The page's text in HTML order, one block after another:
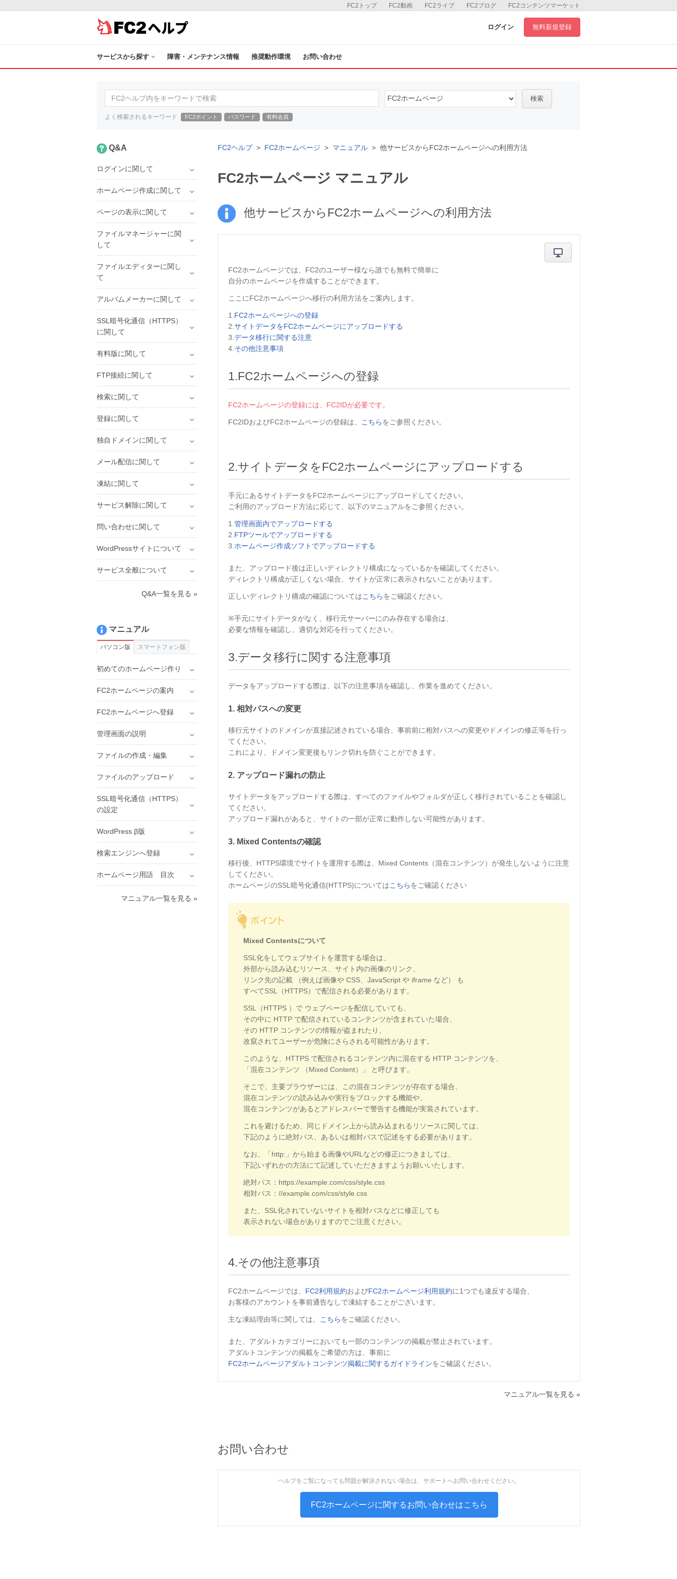
FC2コンテンツマーケット
FC2ブログ
FC2ライブ
FC2動画
FC2トップ
ヘルプ ログイン 無料新規登録
サービスから探す 障害・メンテナンス情報 推奨動作環境 お問い合わせ
検索
よく検索されるキーワード FC2ポイント パスワード 有料会員
FC2ヘルプ FC2ホームページ マニュアル 他サービスからFC2ホームページへの利用方法
FC2ホームページ マニュアル
他サービスからFC2ホームページへの利用方法
FC2ホームページでは、FC2のユーザー様なら誰でも無料で簡単に
自分のホームページを作成することができます。
ここにFC2ホームページへ移行の利用方法をご案内します。
1. FC2ホームページへの登録
2. サイトデータをFC2ホームページにアップロードする
3. データ移行に関する注意
4. その他注意事項
1.FC2ホームページへの登録
FC2ホームページの登録には、FC2IDが必要です。
FC2IDおよびFC2ホームページの登録は、 こちらをご参照ください。
2.サイトデータをFC2ホームページにアップロードする
手元にあるサイトデータをFC2ホームページにアップロードしてください。
ご利用のアップロード方法に応じて、以下のマニュアルをご参照ください。
1. 管理画面内でアップロードする
2. FTPツールでアップロードする
3. ホームページ作成ソフトでアップロードする
また、アップロード後は正しいディレクトリ構成になっているかを確認してください。
ディレクトリ構成が正しくない場合、サイトが正常に表示されないことがあります。
正しいディレクトリ構成の確認についてはこちらをご確認ください。
※手元にサイトデータがなく、移行元サーバーにのみ存在する場合は、
必要な情報を確認し、適切な対応を行ってください。
3.データ移行に関する注意事項
データをアップロードする際は、以下の注意事項を確認し、作業を進めてください。
1. 相対パスへの変更
移行元サイトのドメインが直接記述されている場合、事前前に相対パスへの変更やドメインの修正等を行っ
てください。
これにより、ドメイン変更後もリンク切れを防ぐことができます。
2. アップロード漏れの防止
サイトデータをアップロードする際は、すべてのファイルやフォルダが正しく移行されていることを確認し
てください。
アップロード漏れがあると、サイトの一部が正常に動作しない可能性があります。
3. Mixed Contentsの確認
移行後、HTTPS環境でサイトを運用する際は、Mixed Contents（混在コンテンツ）が発生しないように注意
してください。
ホームページのSSL暗号化通信(HTTPS)についてはこちらをご確認ください
Mixed Contentsについて
SSL化をしてウェブサイトを運営する場合は、
外部から読み込むリソース、サイト内の画像のリンク、
リンク先の記載 （例えば画像や CSS、JavaScript や iframe など） も
すべてSSL（HTTPS）で配信される必要があります。
SSL（HTTPS ）で ウェブページを配信していても、
その中に HTTP で配信されているコンテンツが含まれていた場合、
その HTTP コンテンツの情報が盗まれたり、
改竄されてユーザーが危険にさらされる可能性があります。
このような、HTTPS で配信されるコンテンツ内に混在する HTTP コンテンツを、
「混在コンテンツ （Mixed Content）」 と呼びます。
そこで、主要ブラウザーには、この混在コンテンツが存在する場合、
混在コンテンツの読み込みや実行をブロックする機能や、
混在コンテンツがあるとアドレスバーで警告する機能が実装されています。
これを避けるため、同じドメイン上から読み込まれるリソースに関しては、
下記のように絶対パス、あるいは相対パスで記述をする必要があります。
なお、「http:」から始まる画像やURLなどの修正につきましては、
下記いずれかの方法にて記述していただきますようお願いいたします。
絶対パス：https://example.com/css/style.css
相対パス：//example.com/css/style.css
また、SSL化されていないサイトを相対パスなどに修正しても
表示されない場合がありますのでご注意ください。
4.その他注意事項
FC2ホームページでは、 FC2利用規約およびFC2ホームページ利用規約に1つでも違反する場合、
お客様のアカウントを事前通告なしで凍結することがございます。
主な凍結理由等に関しては、 こちらをご確認ください。
また、アダルトカテゴリーにおいても一部のコンテンツの掲載が禁止されています。
アダルトコンテンツの掲載をご希望の方は、事前に
FC2ホームページアダルトコンテンツ掲載に関するガイドラインをご確認ください。
マニュアル一覧を見る »
お問い合わせ
ヘルプをご覧になっても問題が解決されない場合は、サポートへお問い合わせください。
FC2ホームページに関するお問い合わせはこちら
Q&A
ログインに関して
ホームページ作成に関して
ページの表示に関して
ファイルマネージャーに関
して
ファイルエディターに関し
て
アルバムメーカーに関して
SSL暗号化通信（HTTPS）
に関して
有料版に関して
FTP接続に関して
検索に関して
登録に関して
独自ドメインに関して
メール配信に関して
凍結に関して
サービス解除に関して
問い合わせに関して
WordPressサイトについて
サービス全般について
Q&A一覧を見る »
マニュアル
パソコン版 スマートフォン版
初めてのホームページ作り
FC2ホームページの案内
FC2ホームページへ登録
管理画面の説明
ファイルの作成・編集
ファイルのアップロード
SSL暗号化通信（HTTPS）
の設定
WordPress β版
検索エンジンへ登録
ホームページ用語 目次
マニュアル一覧を見る »